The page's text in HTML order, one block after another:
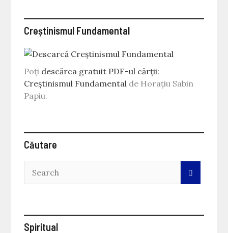
Creștinismul Fundamental
Poți descărca gratuit PDF-ul cărții:
Creștinismul Fundamental de Horațiu Sabin
Papiu.
Căutare
Spiritual